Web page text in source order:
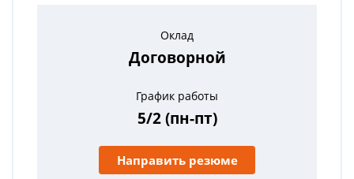
Оклад
Договорной
График работы
5/2 (пн-пт)
Направить резюме